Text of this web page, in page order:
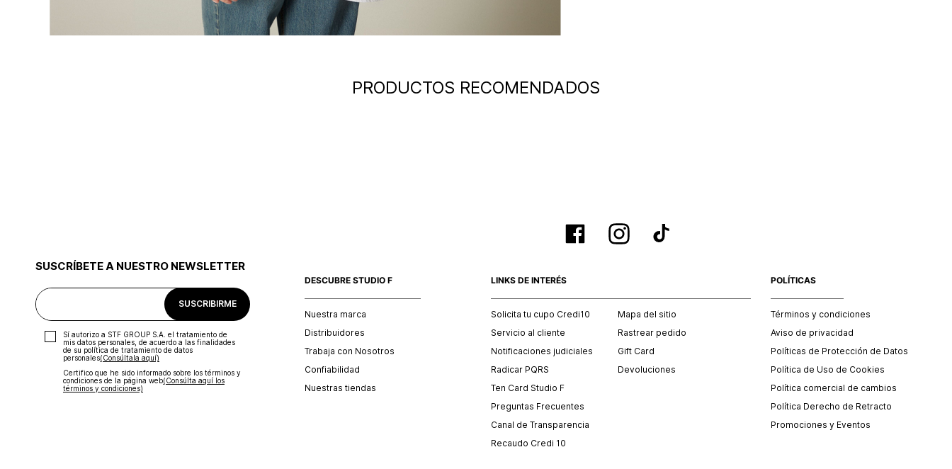
PRODUCTOS RECOMENDADOS
SUSCRÍBETE A NUESTRO NEWSLETTER
SUSCRIBIRME
Sí autorizo a STF GROUP S.A. el tratamiento de
mis datos personales, de acuerdo a las finalidades
de su política de tratamiento de datos
personales‎(Consúltala aquí)
Certifico que he sido informado sobre los términos y
condiciones de la página web‎(Consúlta aquí los
términos y condiciones)
DESCUBRE STUDIO F
Nuestra marca
Distribuidores
Trabaja con Nosotros
Confiabilidad
Nuestras tiendas
LINKS DE INTERÉS
Solicita tu cupo Credi10
Servicio al cliente
Notificaciones judiciales
Radicar PQRS
Ten Card Studio F
Preguntas Frecuentes
Canal de Transparencia
Recaudo Credi 10
Mapa del sitio
Rastrear pedido
Gift Card
Devoluciones
POLÍTICAS
Términos y condiciones
Aviso de privacidad
Políticas de Protección de Datos
Política de Uso de Cookies
Política comercial de cambios
Política Derecho de Retracto
Promociones y Eventos